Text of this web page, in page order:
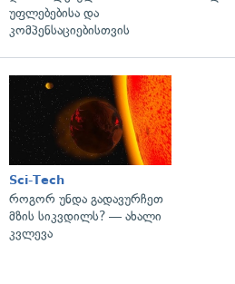
უფლებებისა და
კომპენსაციებისთვის
Sci-Tech
როგორ უნდა გადავურჩეთ
მზის სიკვდილს? — ახალი
კვლევა